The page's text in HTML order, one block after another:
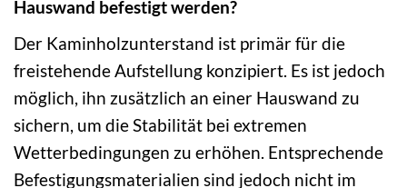
Hauswand befestigt werden?
Der Kaminholzunterstand ist primär für die
freistehende Aufstellung konzipiert. Es ist jedoch
möglich, ihn zusätzlich an einer Hauswand zu
sichern, um die Stabilität bei extremen
Wetterbedingungen zu erhöhen. Entsprechende
Befestigungsmaterialien sind jedoch nicht im